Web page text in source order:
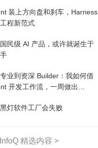
装上方向盘和刹车，Harness
程新范式
民级 AI 产品，或许就诞生于
业到资深 Builder：我如何借
开发工作流，一周做出
灯软件工厂会失败
精选内容 >